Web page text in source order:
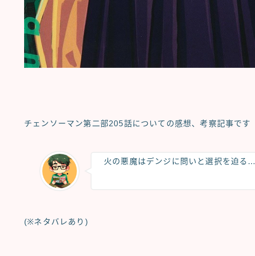
チェンソーマン第二部205話についての感想、考察記事です
火の悪魔はデンジに問いと選択を迫る…
(※ネタバレあり)